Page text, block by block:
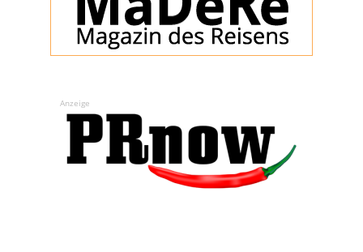
Anzeige